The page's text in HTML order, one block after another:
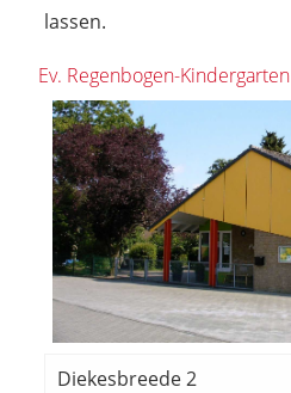
lassen.
Ev. Regenbogen-Kindergarten
Diekesbreede 2